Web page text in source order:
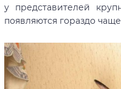
у представителей
появляются гораздо